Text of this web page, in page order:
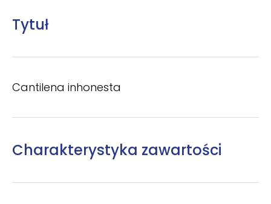
Tytuł
Cantilena inhonesta
Charakterystyka zawartości